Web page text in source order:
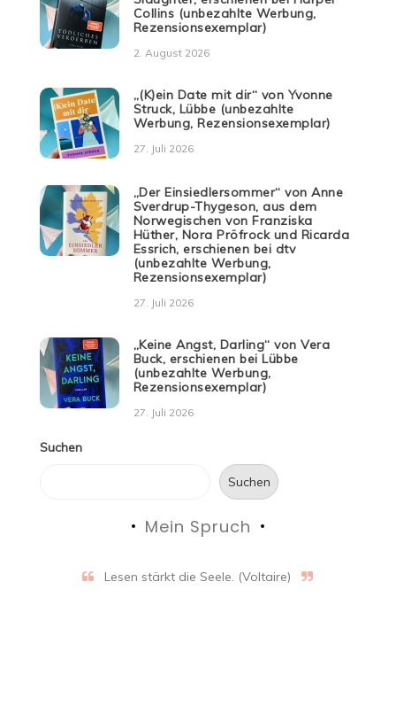
Collins (unbezahlte Werbung,
Rezensionsexemplar)
2. August 2026
„(K)ein Date mit dir“ von Yvonne
Struck, Lübbe (unbezahlte
Werbung, Rezensionsexemplar)
27. Juli 2026
„Der Einsiedlersommer“ von Anne
Sverdrup-Thygeson, aus dem
Norwegischen von Franziska
Hüther, Nora Pröfrock und Ricarda
Essrich, erschienen bei dtv
(unbezahlte Werbung,
Rezensionsexemplar)
27. Juli 2026
„Keine Angst, Darling“ von Vera
Buck, erschienen bei Lübbe
(unbezahlte Werbung,
Rezensionsexemplar)
27. Juli 2026
Suchen
Suchen
Mein Spruch
Lesen stärkt die Seele. (Voltaire)